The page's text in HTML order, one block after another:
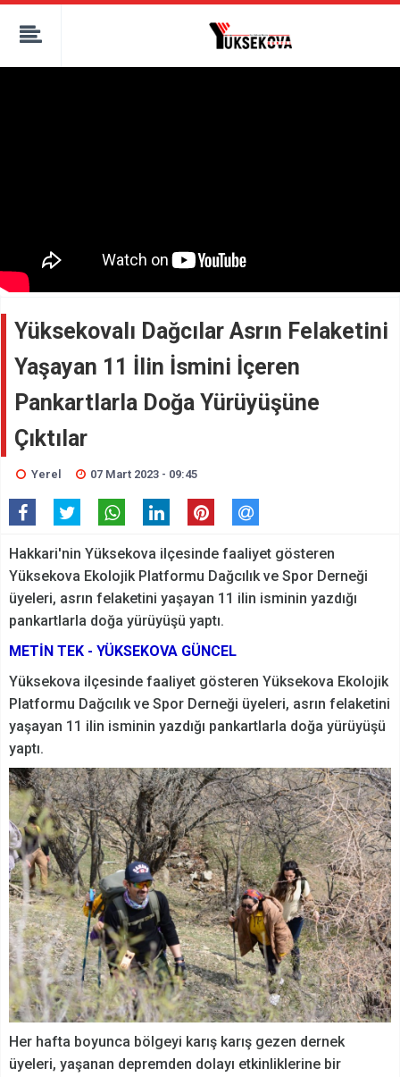
kaçak bahis
deneme bonusu
Yüksekovalı Dağcılar Asrın Felaketini
Yaşayan 11 İlin İsmini İçeren
Pankartlarla Doğa Yürüyüşüne
Çıktılar
Yerel 07 Mart 2023 - 09:45
Hakkari'nin Yüksekova ilçesinde faaliyet gösteren
Yüksekova Ekolojik Platformu Dağcılık ve Spor Derneği
üyeleri, asrın felaketini yaşayan 11 ilin isminin yazdığı
pankartlarla doğa yürüyüşü yaptı.
METİN TEK - YÜKSEKOVA GÜNCEL
Yüksekova ilçesinde faaliyet gösteren Yüksekova Ekolojik
Platformu Dağcılık ve Spor Derneği üyeleri, asrın felaketini
yaşayan 11 ilin isminin yazdığı pankartlarla doğa yürüyüşü
yaptı.
Her hafta boyunca bölgeyi karış karış gezen dernek
üyeleri, yaşanan depremden dolayı etkinliklerine bir